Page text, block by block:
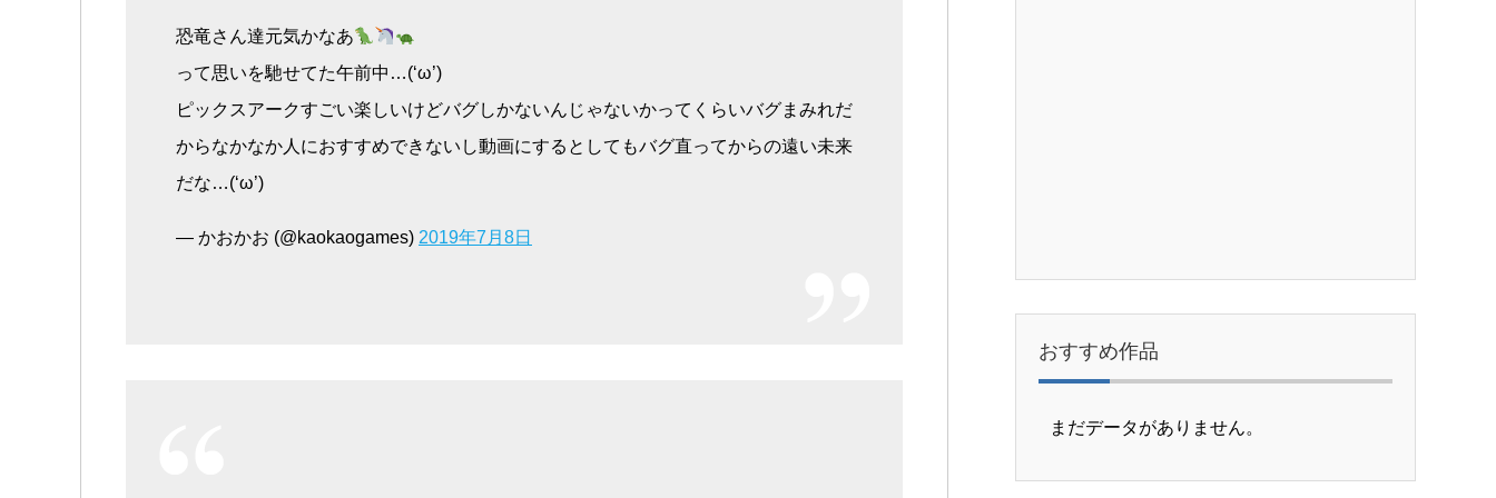
恐竜さん達元気かなあ
って思いを馳せてた午前中…(‘ω’)
ピックスアークすごい楽しいけどバグしかないんじゃないかってくらいバグまみれだ
からなかなか人におすすめできないし動画にするとしてもバグ直ってからの遠い未来
だな…(‘ω’)
— かおかお (@kaokaogames) 2019年7月8日
おすすめ作品
まだデータがありません。